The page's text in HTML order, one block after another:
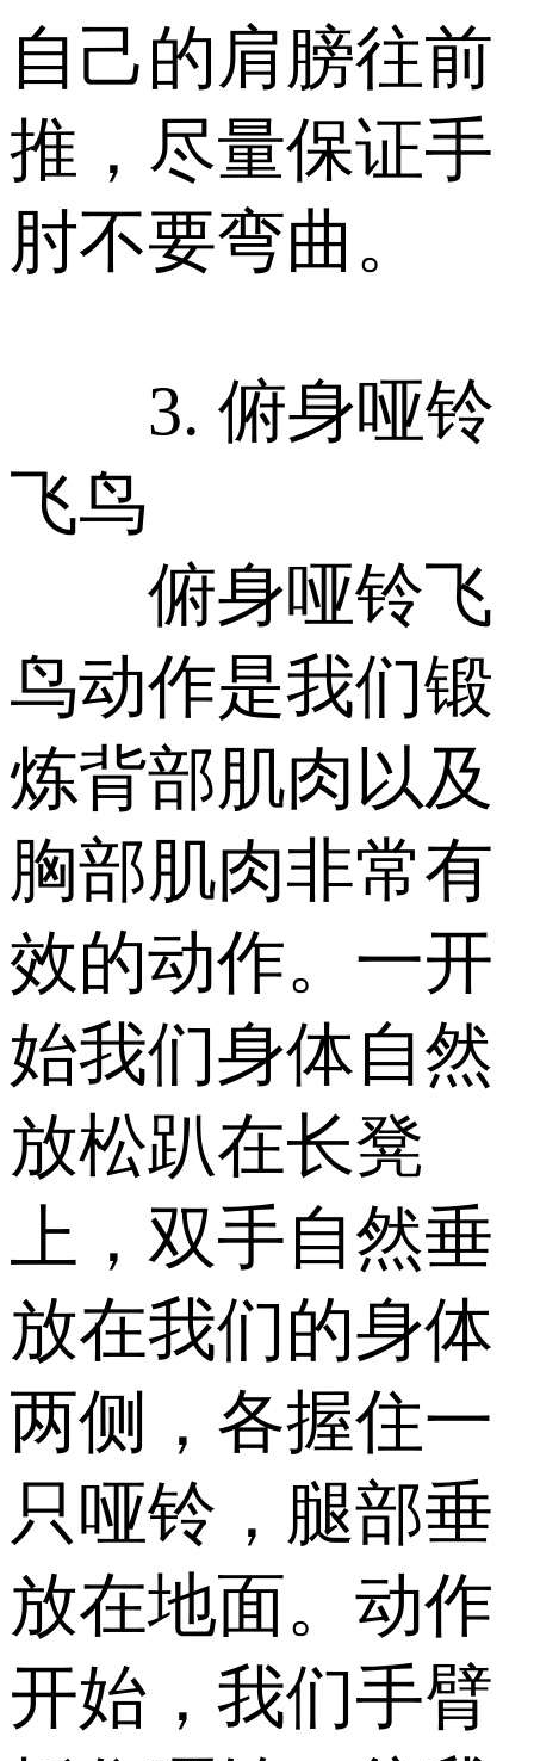
自己的肩膀往前
推，尽量保证手
肘不要弯曲。
3. 俯身哑铃
飞鸟
俯身哑铃飞
鸟动作是我们锻
炼背部肌肉以及
胸部肌肉非常有
效的动作。一开
始我们身体自然
放松趴在长凳
上，双手自然垂
放在我们的身体
两侧，各握住一
只哑铃，腿部垂
放在地面。动作
开始，我们手臂